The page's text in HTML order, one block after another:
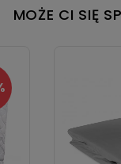
MOŻE CI SIĘ